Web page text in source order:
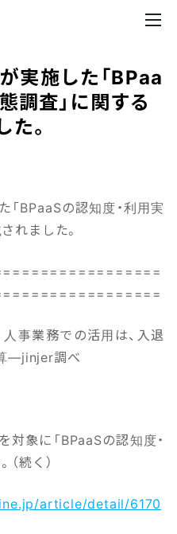
実施した「BPaa
調査」に関する
。
「BPaaSの認知度・利用実
れました。
事業務での活用は、入退
算—jinjer調べ
象に「BPaaSの認知度・
続く）
article/detail/6170